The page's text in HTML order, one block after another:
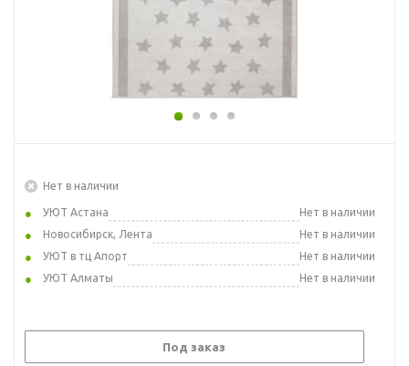
Нет в наличии
УЮТ Астана
Нет в наличии
Новосибирск, Лента
Нет в наличии
УЮТ в тц Апорт
Нет в наличии
УЮТ Алматы
Нет в наличии
Под заказ